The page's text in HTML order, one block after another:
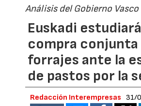
Análisis del Gobierno Vasco
Euskadi
compra conjunta
forrajes ante la
de pastos por la
Redacción Interempresas 31/